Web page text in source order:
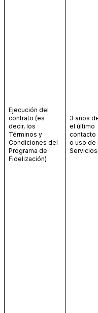
Ejecución del
contrato (es
decir, los
Términos y
Condiciones del
Programa de
Fidelización)
3 años
el último
contacto
o uso de
Servicios